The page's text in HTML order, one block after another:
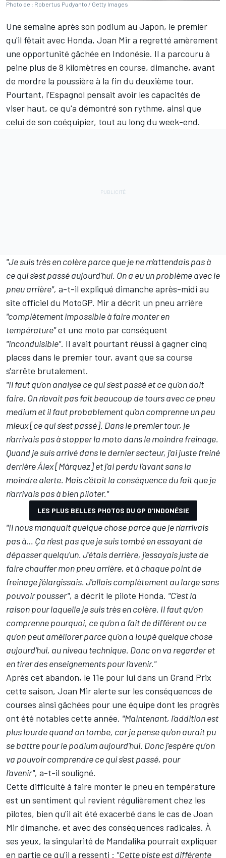
Photo de : Robertus Pudyanto / Getty Images
Une semaine après son podium au Japon, le premier
qu'il fêtait avec Honda, Joan Mira regretté amèrement
une opportunité gâchée en Indonésie. Il a parcouru à
peine plus de 8 kilomètres en course, dimanche, avant
de mordre la poussière à la fin du deuxième tour.
Pourtant, l'Espagnol pensait avoir les capacités de
viser haut, ce qu'a démontré son rythme, ainsi que
celui de son coéquipier, tout au long du week-end.
"Je suis très en colère parce que je ne m'attendais pas à
ce qui s'est passé aujourd'hui. On a eu un problème avec le
pneu arrière", a-t-il expliqué dimanche après-midi au
site officiel du MotoGP. Mir a décrit un pneu arrière
"complètement impossible à faire monter en
température"et une moto par conséquent
"inconduisible". Il avait pourtant réussi à gagner cinq
places dans le premier tour, avant que sa course
s'arrête brutalement.
"Il faut qu'on analyse ce qui s'est passé et ce qu'on doit
faire. On n'avait pas fait beaucoup de tours avec ce pneu
medium et il faut probablement qu'on comprenne un peu
mieux [ce qui s'est passé]. Dans le premier tour, je
n'arrivais pas à stopper la moto dans le moindre freinage.
Quand je suis arrivé dans le dernier secteur, j'ai juste freiné
derrière Álex [Márquez] et j'ai perdu l'avant sans la
moindre alerte. Mais c'était la conséquence du fait que je
n'arrivais pas à bien piloter."
LES PLUS BELLES PHOTOS DU GP D'INDONÉSIE
"Il nous manquait quelque chose parce que je n'arrivais
pas à… Ça n'est pas que je suis tombé en essayant de
dépasser quelqu'un. J'étais derrière, j'essayais juste de
faire chauffer mon pneu arrière, et à chaque point de
freinage j'élargissais. J'allais complètement au large sans
pouvoir pousser", a décrit le pilote Honda. "C'est la
raison pour laquelle je suis très en colère. Il faut qu'on
comprenne pourquoi, ce qu'on a fait de différent ou ce
qu'on peut améliorer parce qu'on a loupé quelque chose
aujourd'hui, au niveau technique. Donc on va regarder et
en tirer des enseignements pour l'avenir."
Après cet abandon, le 11e pour lui dans un Grand Prix
cette saison, Joan Mir alerte sur les conséquences de
courses ainsi gâchées pour une équipe dont les progrès
ont été notables cette année. "Maintenant, l'addition est
plus lourde quand on tombe, car je pense qu'on aurait pu
se battre pour le podium aujourd'hui. Donc j'espère qu'on
va pouvoir comprendre ce qui s'est passé, pour
l'avenir", a-t-il souligné.
Cette difficulté à faire monter le pneu en température
est un sentiment qui revient régulièrement chez les
pilotes, bien qu'il ait été exacerbé dans le cas de Joan
Mir dimanche, et avec des conséquences radicales. À
ses yeux, la singularité de Mandalika pourrait expliquer
en partie ce qu'il a ressenti : "Cette piste est différente